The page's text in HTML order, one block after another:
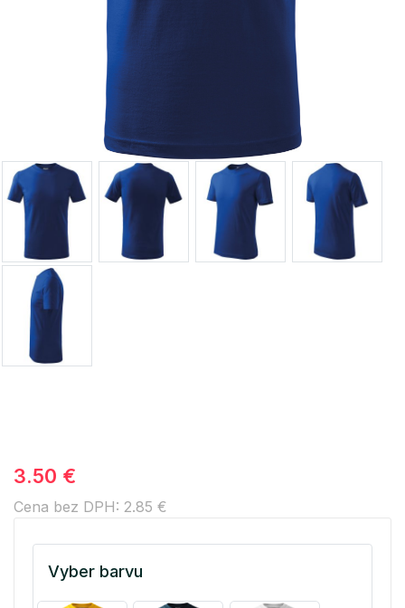
3.50 €
Cena bez DPH: 2.85 €
Vyber barvu